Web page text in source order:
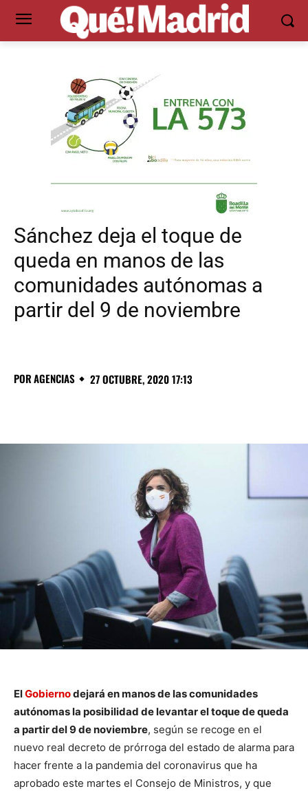
Sánchez deja el toque de
queda en manos de las
comunidades autónomas a
partir del 9 de noviembre
PORAGENCIAS 27 OCTUBRE, 2020 17:13
ElGobiernodejará en manos de las comunidades
autónomas la posibilidad de levantar el toque de queda
a partir del 9 de noviembre, según se recoge en el
nuevo real decreto de prórroga del estado de alarma para
hacer frente a la pandemia del coronavirus que ha
aprobado este martes el Consejo de Ministros, y que